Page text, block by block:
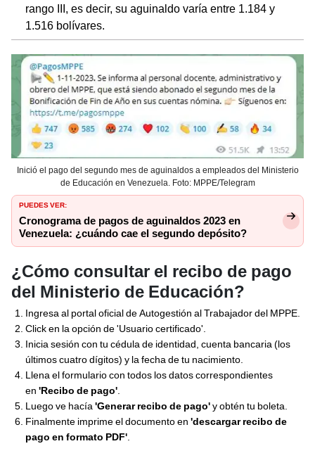
rango III, es decir, su aguinaldo varía entre 1.184 y
1.516 bolívares.
Inició el pago del segundo mes de aguinaldos a empleados del Ministerio
de Educación en Venezuela. Foto: MPPE/Telegram
PUEDES VER:
Cronograma de pagos de aguinaldos 2023 en
Venezuela: ¿cuándo cae el segundo depósito?
¿Cómo consultar el recibo de pago
del Ministerio de Educación?
Ingresa al portal oficial de Autogestión al Trabajador del MPPE.
Click en la opción de 'Usuario certificado'.
Inicia sesión con tu cédula de identidad, cuenta bancaria (los
últimos cuatro dígitos) y la fecha de tu nacimiento.
Llena el formulario con todos los datos correspondientes
en 'Recibo de pago'
Luego ve hacía 'Generar recibo de pago'y obtén tu boleta.
Finalmente imprime el documento en 'descargar recibo de
pago en formato PDF'